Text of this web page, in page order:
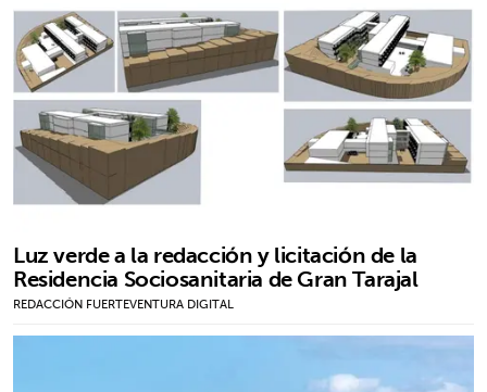
Luz verde a la redacción y licitación de la
Residencia Sociosanitaria de Gran Tarajal
REDACCIÓN FUERTEVENTURA DIGITAL